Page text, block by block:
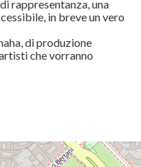
rappresentanza, una
in breve un vero
di produzione
che vorranno